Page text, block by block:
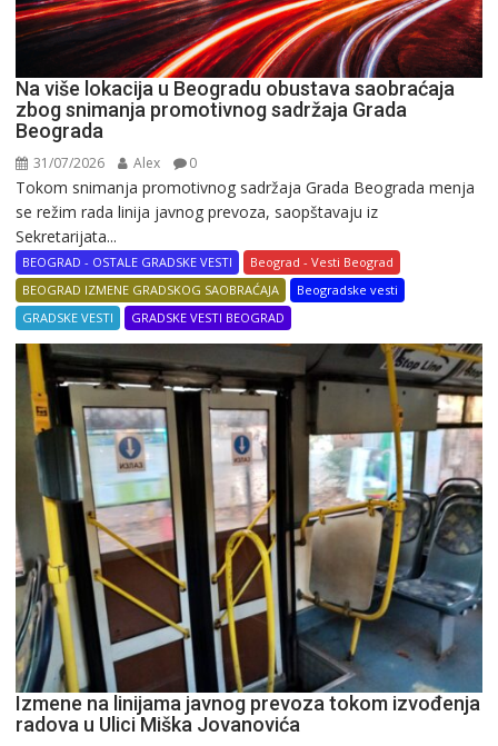
Na više lokacija u Beogradu obustava saobraćaja
zbog snimanja promotivnog sadržaja Grada
Beograda
31/07/2026 Alex 0
Tokom snimanja promotivnog sadržaja Grada Beograda menja
se režim rada linija javnog prevoza, saopštavaju iz
Sekretarijata...
BEOGRAD - OSTALE GRADSKE VESTI
Beograd - Vesti Beograd
BEOGRAD IZMENE GRADSKOG SAOBRAĆAJA
Beogradske vesti
GRADSKE VESTI
GRADSKE VESTI BEOGRAD
Izmene na linijama javnog prevoza tokom izvođenja
radova u Ulici Miška Jovanovića